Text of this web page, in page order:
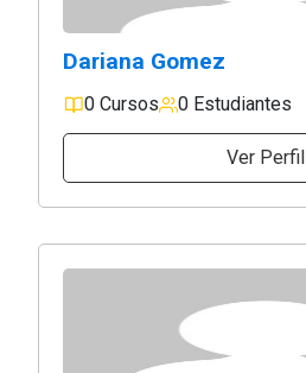
Dariana Gomez
0 Cursos 0 Estudiantes
Ver Perfil